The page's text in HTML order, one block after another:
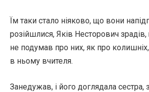
Їм таки стало ніяково, що вони
розійшлися, Яків Несторович
не подумав про них, як про
в ньому вчителя.
Занедужав, і його доглядала